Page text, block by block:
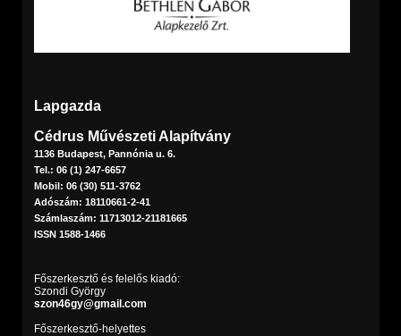
Lapgazda
Cédrus Művészeti Alapítvány
1136 Budapest, Pannónia u. 6.
Tel.: 06 (1) 247-6657
Mobil: 06 (30) 511-3762
Adószám: 18110661-2-41
Számlaszám: 11713012-21181665
ISSN 1588-1466
Főszerkesztő és felelős kiadó:
Szondi György
szon46gy@gmail.com
Főszerkesztő-helyettes